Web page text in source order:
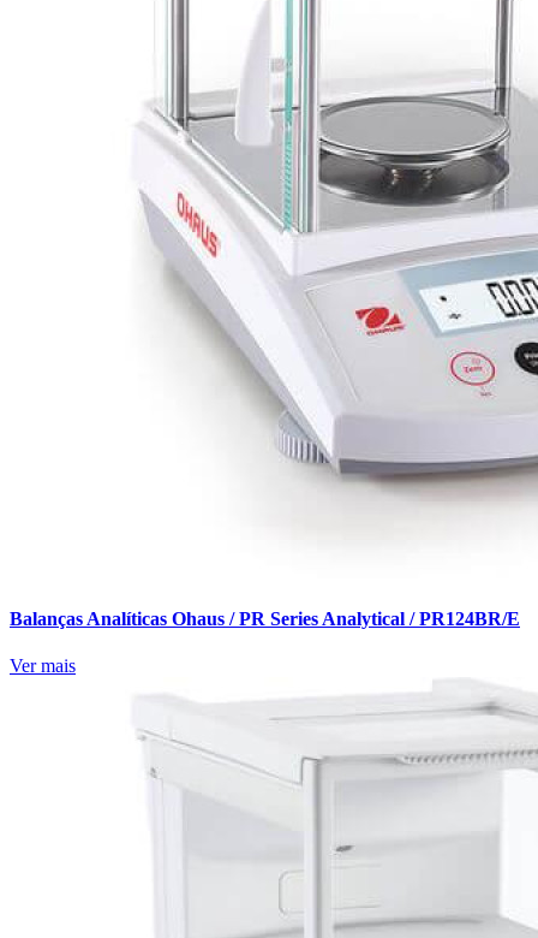
Balanças Analíticas Ohaus / PR Series Analytical / PR124BR/E
Ver mais